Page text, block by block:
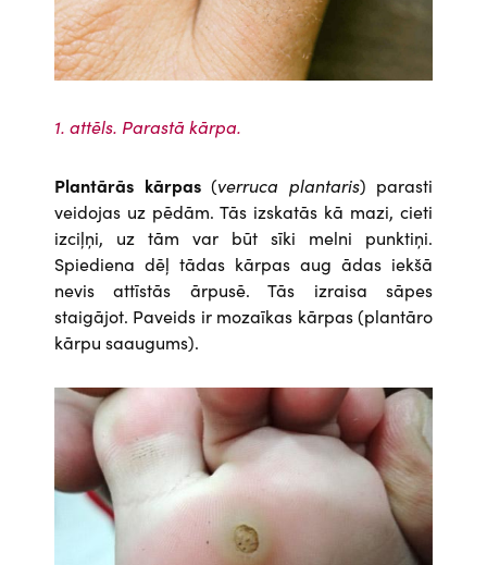
1. attēls. Parastā kārpa.
Plantārās kārpas(verruca plantaris) parasti
veidojas uz pēdām. Tās izskatās kā mazi, cieti
izciļņi, uz tām var būt sīki melni punktiņi.
Spiediena dēļ tādas kārpas aug ādas iekšā
nevis attīstās ārpusē. Tās izraisa sāpes
staigājot. Paveids ir mozaīkas kārpas (plantāro
kārpu saaugums).
Attēls